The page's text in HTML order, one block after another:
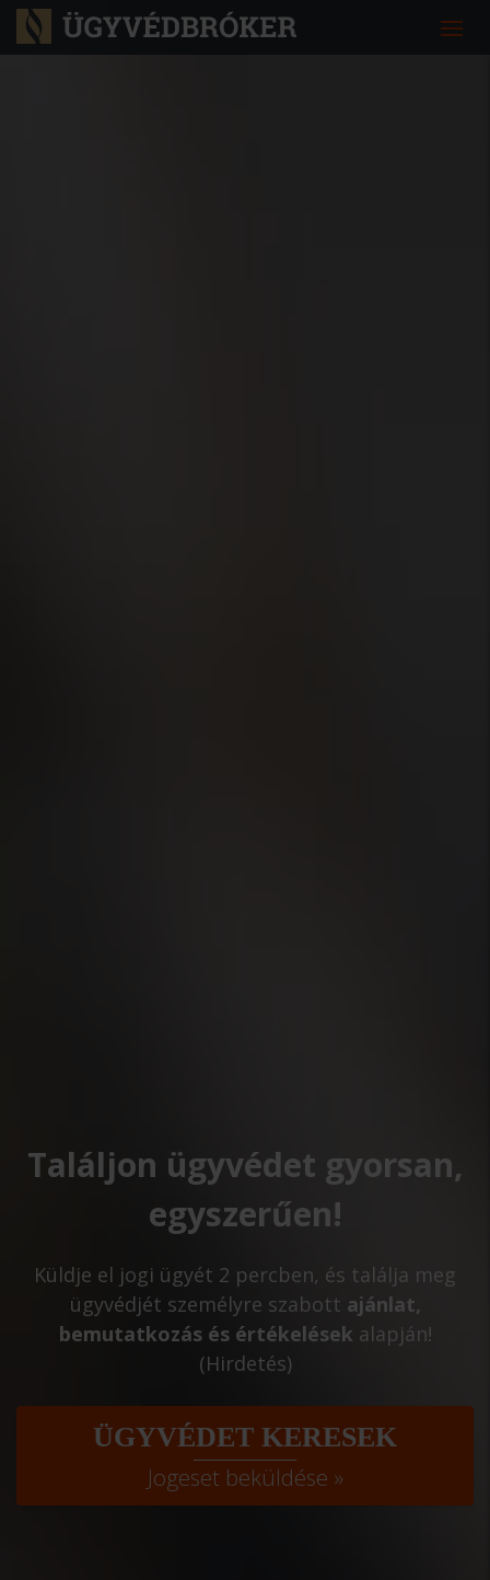
Találjon ügyvédet gyorsan,
egyszerűen!
Küldje el jogi ügyét 2 percben, és találja meg
ügyvédjét személyre szabott ajánlat,
bemutatkozás és értékelések alapján!
(Hirdetés)
ÜGYVÉDET KERESEK
Jogeset beküldése »